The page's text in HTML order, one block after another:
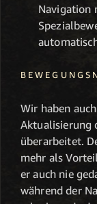
Navigation
Wir haben
Aktualisierung
überarbeitet.
mehr als
er auch nie
während der